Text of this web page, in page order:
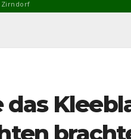
Zirndorf
das